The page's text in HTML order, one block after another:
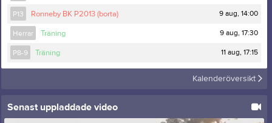
P13 Ronneby BK P2013 (borta) 9 aug, 14:00
Herrar Träning 9 aug, 17:30
P8-9 Träning 11 aug, 17:15
Kalenderöversikt
Senast uppladdade video